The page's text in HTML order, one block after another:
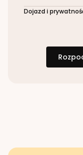
Dojazd i